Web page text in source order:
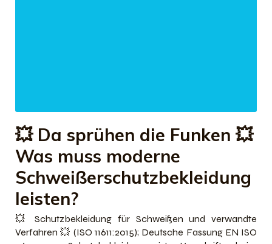
💥 Da sprühen die Funken 💥
Was muss moderne
Schweißerschutzbekleidung
leisten?
💥 Schutzbekleidung für Schweißen und verwandte
Verfahren 💥 (ISO 11611:2015); Deutsche Fassung EN ISO